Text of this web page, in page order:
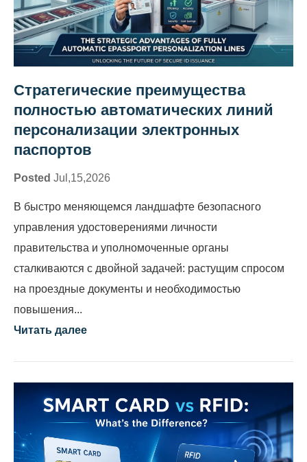
Стратегические преимущества
полностью автоматических линий
персонализации электронных
паспортов
Posted Jul,15,2026
В быстро меняющемся ландшафте безопасного
управления удостоверениями личности
правительства и уполномоченные органы
сталкиваются с двойной задачей: растущим спросом
на проездные документы и необходимостью
повышения...
Читать далее